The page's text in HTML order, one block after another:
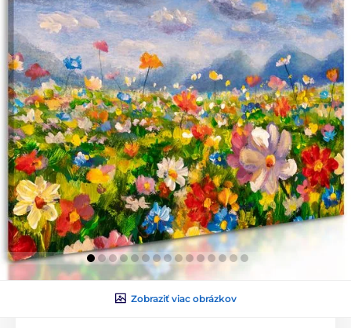
Zobraziť viac obrázkov